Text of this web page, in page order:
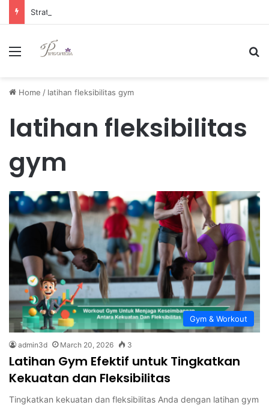
Menu
Home / latihan fleksibilitas gym
latihan fleksibilitas
gym
Gym & Workout
admin3d March 20, 2026 3
Latihan Gym Efektif untuk Tingkatkan
Kekuatan dan Fleksibilitas
Tingkatkan kekuatan dan fleksibilitas Anda dengan latihan gym